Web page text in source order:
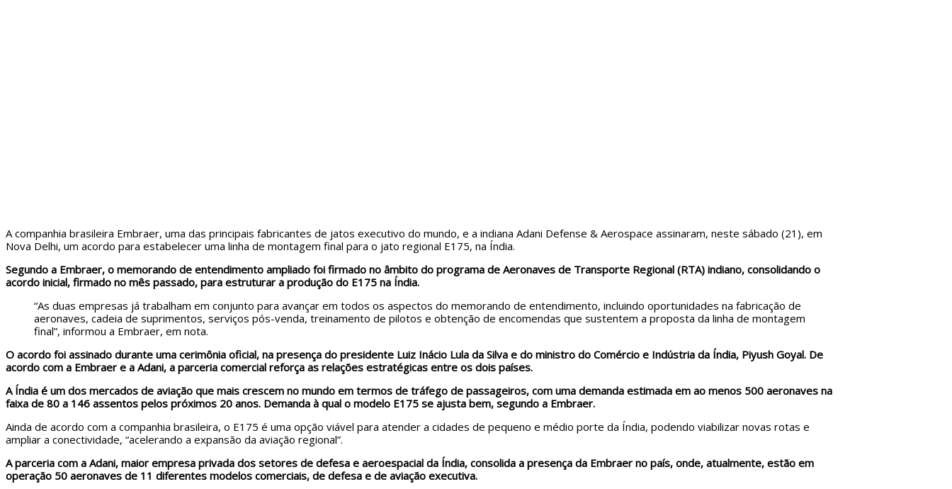
A companhia brasileira Embraer, uma das principais fabricantes de jatos executivo do mundo, e a indiana Adani Defense & Aerospace assinaram, neste sábado (21), em
Nova Delhi, um acordo para estabelecer uma linha de montagem final para o jato regional E175, na Índia.
Segundo a Embraer, o memorando de entendimento ampliado foi firmado no âmbito do programa de Aeronaves de Transporte Regional (RTA) indiano, consolidando o
acordo inicial, firmado no mês passado, para estruturar a produção do E175 na Índia.
“As duas empresas já trabalham em conjunto para avançar em todos os aspectos do memorando de entendimento, incluindo oportunidades na fabricação de
aeronaves, cadeia de suprimentos, serviços pós-venda, treinamento de pilotos e obtenção de encomendas que sustentem a proposta da linha de montagem
final”, informou a Embraer, em nota.
O acordo foi assinado durante uma cerimônia oficial, na presença do presidente Luiz Inácio Lula da Silva e do ministro do Comércio e Indústria da Índia, Piyush Goyal. De
acordo com a Embraer e a Adani, a parceria comercial reforça as relações estratégicas entre os dois países.
A Índia é um dos mercados de aviação que mais crescem no mundo em termos de tráfego de passageiros, com uma demanda estimada em ao menos 500 aeronaves na
faixa de 80 a 146 assentos pelos próximos 20 anos. Demanda à qual o modelo E175 se ajusta bem, segundo a Embraer.
Ainda de acordo com a companhia brasileira, o E175 é uma opção viável para atender a cidades de pequeno e médio porte da Índia, podendo viabilizar novas rotas e
ampliar a conectividade, “acelerando a expansão da aviação regional”.
A parceria com a Adani, maior empresa privada dos setores de defesa e aeroespacial da Índia, consolida a presença da Embraer no país, onde, atualmente, estão em
operação 50 aeronaves de 11 diferentes modelos comerciais, de defesa e de aviação executiva.